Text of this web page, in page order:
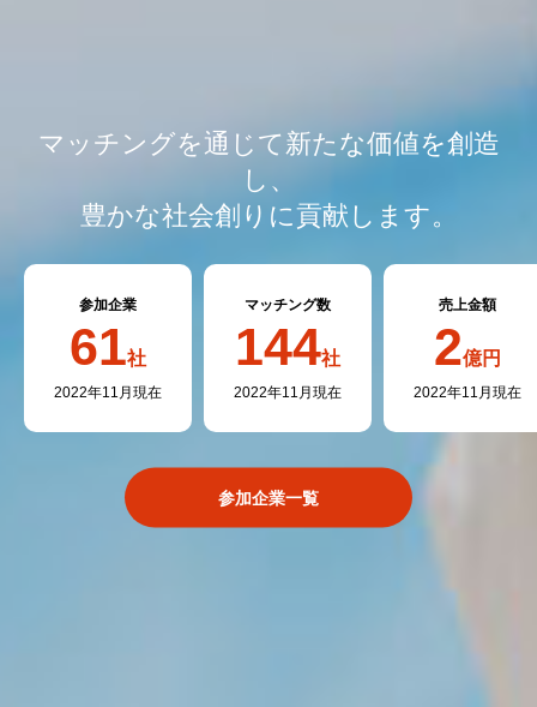
マッチングを通じて新たな価値を創造
し、
豊かな社会創りに貢献します。
参加企業
61社
2022年11月現在
マッチング数
144社
2022年11月現在
売上金額
2億円
2022年11月現在
参加企業一覧